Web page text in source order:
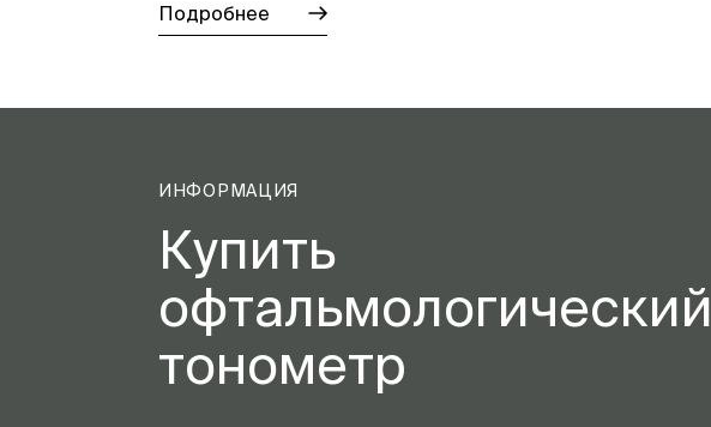
Подробнее
ИНФОРМАЦИЯ
Купить
офтальмологический
тонометр